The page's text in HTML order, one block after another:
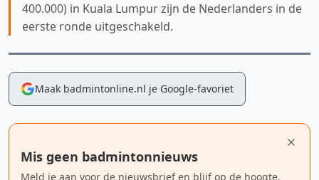
400.000) in Kuala Lumpur zijn de Nederlanders in de
eerste ronde uitgeschakeld.
Maak badmintonline.nl je Google-favoriet
Mis geen badmintonnieuws
Meld je aan voor de nieuwsbrief en blijf op de hoogte.